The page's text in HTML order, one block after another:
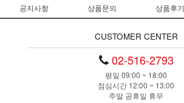
공지사항 상품문의 상품후기
CUSTOMER CENTER
02-516-2793
평일 09:00 ~ 18:00
점심시간 12:00 ~ 13:00
주말 공휴일 휴무